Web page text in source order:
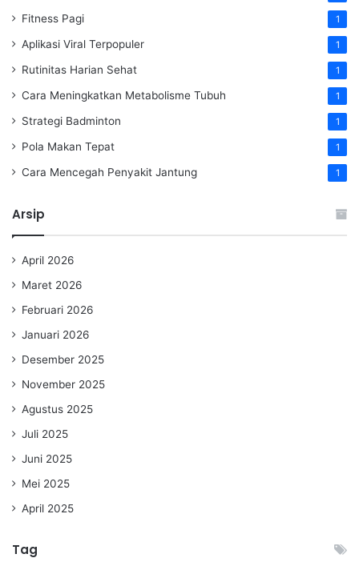
Fitness Pagi 1
Aplikasi Viral Terpopuler 1
Rutinitas Harian Sehat 1
Cara Meningkatkan Metabolisme Tubuh 1
Strategi Badminton 1
Pola Makan Tepat 1
Cara Mencegah Penyakit Jantung 1
Arsip
April 2026
Maret 2026
Februari 2026
Januari 2026
Desember 2025
November 2025
Agustus 2025
Juli 2025
Juni 2025
Mei 2025
April 2025
Tag